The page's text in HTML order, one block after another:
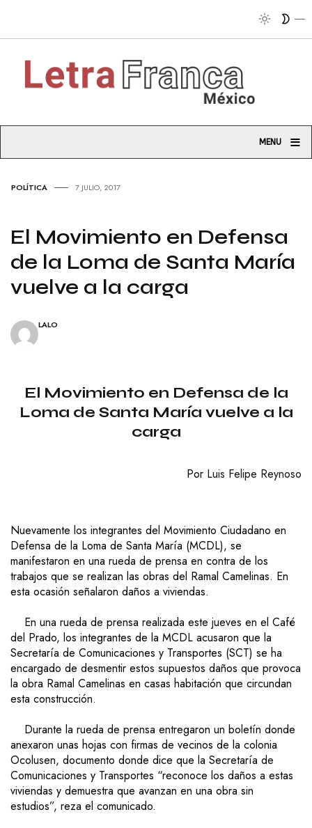
MENU ≡
POLÍTICA 7 JULIO, 2017
El Movimiento en Defensa
de la Loma de Santa María
vuelve a la carga
LALO
El Movimiento en Defensa de la
Loma de Santa María vuelve a la
carga
Por Luis Felipe Reynoso
Nuevamente los integrantes del Movimiento Ciudadano en
Defensa de la Loma de Santa María (MCDL), se
manifestaron en una rueda de prensa en contra de los
trabajos que se realizan las obras del Ramal Camelinas. En
esta ocasión señalaron daños a viviendas.
En una rueda de prensa realizada este jueves en el Café
del Prado, los integrantes de la MCDL acusaron que la
Secretaría de Comunicaciones y Transportes (SCT) se ha
encargado de desmentir estos supuestos daños que provoca
la obra Ramal Camelinas en casas habitación que circundan
esta construcción.
Durante la rueda de prensa entregaron un boletín donde
anexaron unas hojas con firmas de vecinos de la colonia
Ocolusen, documento donde dice que la Secretaría de
Comunicaciones y Transportes “reconoce los daños a estas
viviendas y demuestra que avanzan en una obra sin
estudios”, reza el comunicado.